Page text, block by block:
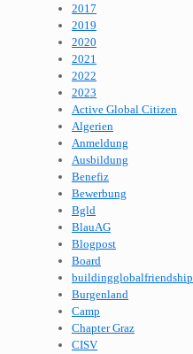
2017
2019
2020
2021
2022
2023
Active Global Citizen
Algerien
Anmeldung
Ausbildung
Benefiz
Bewerbung
Bgld
BlauAG
Blogpost
Board
buildingglobalfriendship
Burgenland
Camp
Chapter Graz
CISV